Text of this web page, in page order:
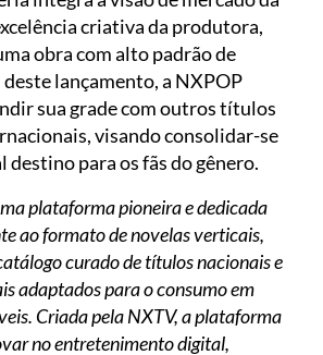
criativa da produtora,
obra com alto padrão de
lançamento, a NXPOP
sua grade com outros títulos
visando consolidar-se
destino para os fãs do gênero.
plataforma pioneira e dedicada
ao formato de novelas verticais,
curado de títulos nacionais e
adaptados para o consumo em
Criada pela NXTV, a plataforma
no entretenimento digital,